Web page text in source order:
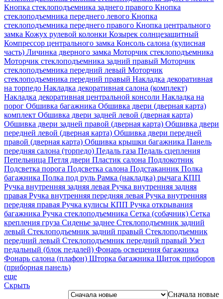
Кнопка стеклоподъемника заднего правого Кнопка
стеклоподъемника переднего левого Кнопка
стеклоподъемника переднего правого Кнопка центрального
замка Кожух рулевой колонки Козырек солнцезащитный
Компрессор центрального замка Консоль салона (кулисная
часть) Личинка дверного замка Моторчик стеклоподъемника
Моторчик стеклоподъемника задний правый Моторчик
стеклоподъемника передний левый Моторчик
стеклоподъемника передний правый Накладка декоративная
на торпедо Накладка декоративная салона (комплект)
Накладка декоративная центральной консоли Накладка на
порог Обшивка багажника Обшивка двери (дверная карта)
комплект Обшивка двери задней левой (дверная карта)
Обшивка двери задней правой (дверная карта) Обшивка двери
передней левой (дверная карта) Обшивка двери передней
правой (дверная карта) Обшивка крышки багажника Панель
передняя салона (торпедо) Педаль газа Педаль сцепления
Пепельница Петля двери Пластик салона Подлокотник
Подсветка порога Подсветка салона Подстаканник Полка
багажника Полка под руль Рамка (накладка) рычага КПП
Ручка внутренняя задняя левая Ручка внутренняя задняя
правая Ручка внутренняя передняя левая Ручка внутренняя
передняя правая Ручка кулисы КПП Ручка открывания
багажника Ручка стеклоподъемника Сетка (собачник) Сетка
крепления груза Сиденье заднее Стеклоподъемник задний
левый Стеклоподъемник задний правый Стеклоподъемник
передний левый Стеклоподъемник передний правый Узел
педальный (блок педалей) Фонарь освещения багажника
Фонарь салона (плафон) Шторка багажника Щиток приборов
(приборная панель)
еще
Скрыть
Сначала новые